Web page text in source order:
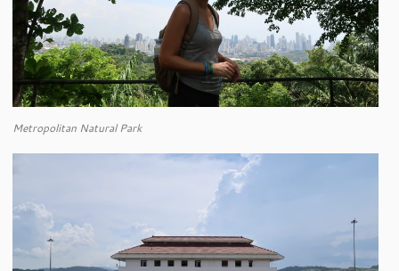
Metropolitan Natural Park